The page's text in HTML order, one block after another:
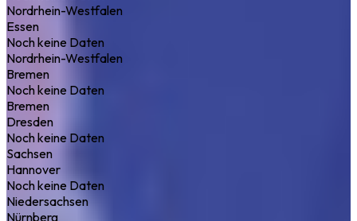
Nordrhein-Westfalen
Essen
Noch keine Daten
Nordrhein-Westfalen
Bremen
Noch keine Daten
Bremen
Dresden
Noch keine Daten
Sachsen
Hannover
Noch keine Daten
Niedersachsen
Nürnberg